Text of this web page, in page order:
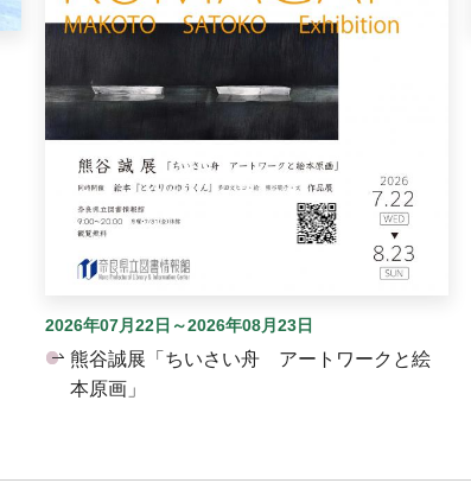
2026年07月22日～2026年08月23日
熊谷誠展「ちいさい舟 アートワークと絵
本原画」